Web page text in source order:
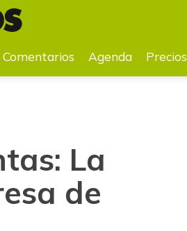
Comentarios Agenda Precios
La
de